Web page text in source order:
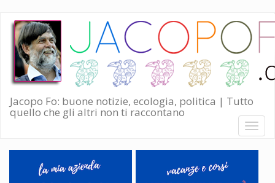
Salta
contenuto
principale
Jacopo Fo: buone notizie, ecologia, politica | Tutto
quello che gli altri non ti raccontano
Toggle